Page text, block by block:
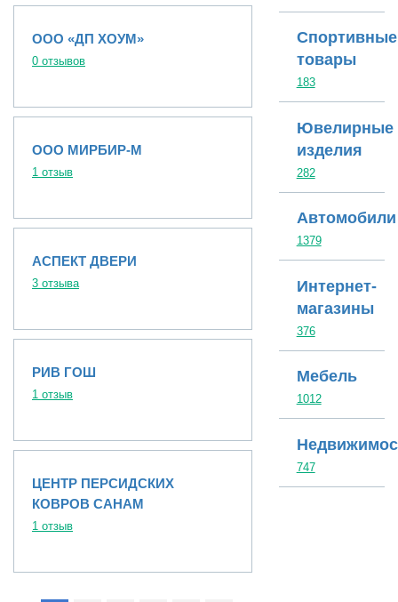
ООО «ДП ХОУМ»
0 отзывов
ООО МИРБИР-М
1 отзыв
АСПЕКТ ДВЕРИ
3 отзыва
РИВ ГОШ
1 отзыв
ЦЕНТР ПЕРСИДСКИХ
КОВРОВ САНАМ
1 отзыв
Спортивные
товары
183
Ювелирные
изделия
282
Автомобили
1379
Интернет-
магазины
376
Мебель
1012
747